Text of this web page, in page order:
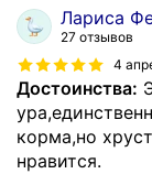
Лариса
27 отзывов
4
Достоинства:
корма,но
нравится.